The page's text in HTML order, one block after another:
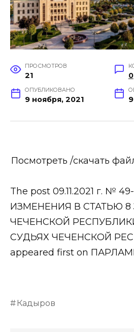
ПРОСМОТРОВ
21 0
ОПУБЛИКОВАНО
9 ноября, 2021
Посмотреть /скачать
The post 09.11.2021 г. №
ИЗМЕНЕНИЯ В СТАТЬЮ 8
ЧЕЧЕНСКОЙ
СУДЬЯХ ЧЕЧЕНСКОЙ
appeared first on
Кадыров